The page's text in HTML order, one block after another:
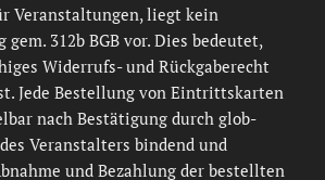
Veranstaltungen, liegt kein
312b BGB vor. Dies bedeutet,
Widerrufs- und Rückgaberecht
Jede Bestellung von Eintrittskarten
nach Bestätigung durch glob-
Veranstalters bindend und
und Bezahlung der bestellten